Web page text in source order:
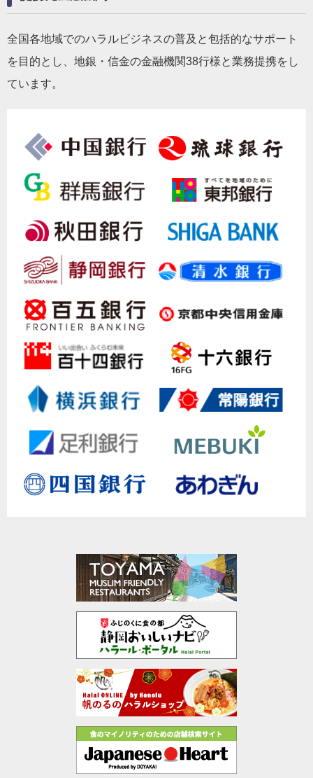
全国各地域でのハラルビジネスの普及と包括的なサポート
を目的とし、地銀・信金の金融機関38行様と業務提携をし
ています。